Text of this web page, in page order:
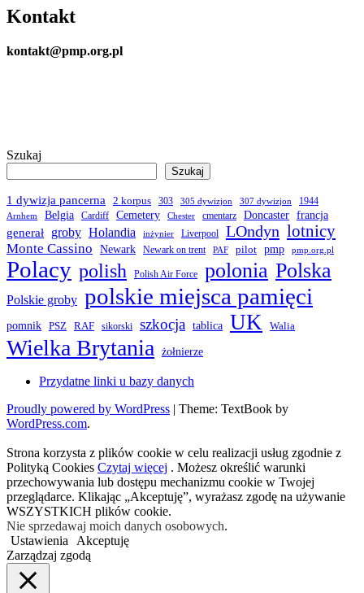
Kontakt
kontakt@pmp.org.pl
Szukaj
Szukaj
1 dywizja pancerna 2 korpus 303 305 dywizjon 307 dywizjon 1944
Arnhem Belgia Cardiff Cemetery Chester cmentarz Doncaster francja
generał
groby Holandia inżynier Liverpool LOndyn lotnicy
Monte Cassino Newark Newark on trent PAF pilot pmp pmp.org.pl
Polacy polish Polish Air Force polonia Polska
Polskie groby polskie miejsca pamięci
pomnik PSZ RAF sikorski szkocja tablica UK Walia
Wielka Brytania żołnierze
Przydatne linki u bazy danych
Proudly powered by WordPress | Theme: TextBook by
WordPress.com.
Strona korzysta z plików cookie w celu realizacji usług zgodnie z
Polityką Cookies Czytaj więcej . Możesz określić warunki
przechowywania lub dostępu mechanizmu cookie w Twojej
przeglądarce. Klikając „Akceptuję”, wyrażasz zgodę na używanie
WSZYSTKICH plików cookie.
Nie sprzedawaj moich danych osobowych.
Ustawienia
Akceptuję
Zarządzaj zgodą